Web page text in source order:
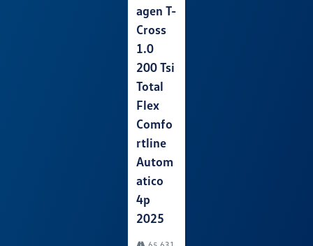
Agen T-
Cross
1.0
200 Tsi
Total
Flex
Comfo
Rtline
Autom
Atico
4p
2025